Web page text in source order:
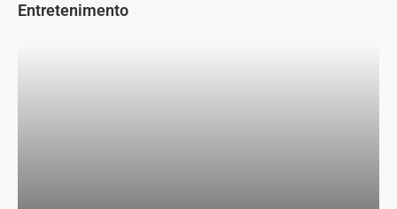
Entretenimento